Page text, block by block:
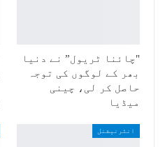
"چائنا ٹریول” نے دنیا
بھر کے لوگوں کی توجہ
حاصل کر لی، چینی
میڈیا
انٹرنیشنل